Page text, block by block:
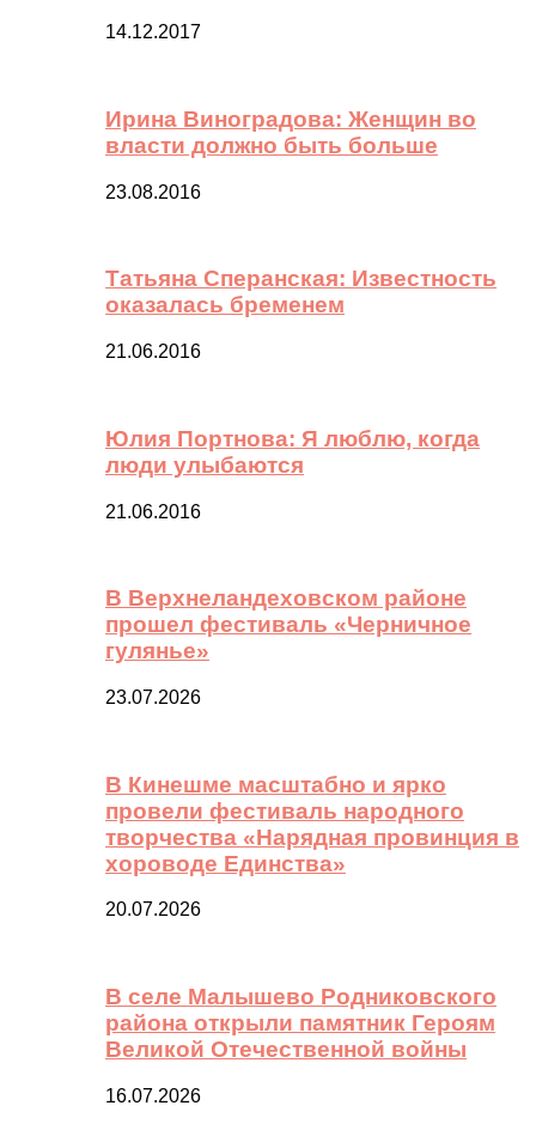
14.12.2017
Ирина Виноградова: Женщин во
власти должно быть больше
23.08.2016
Татьяна Сперанская: Известность
оказалась бременем
21.06.2016
Юлия Портнова: Я люблю, когда
люди улыбаются
21.06.2016
В Верхнеландеховском районе
прошел фестиваль «Черничное
гулянье»
23.07.2026
В Кинешме масштабно и ярко
провели фестиваль народного
творчества «Нарядная провинция в
хороводе Единства»
20.07.2026
В селе Малышево Родниковского
района открыли памятник Героям
Великой Отечественной войны
16.07.2026